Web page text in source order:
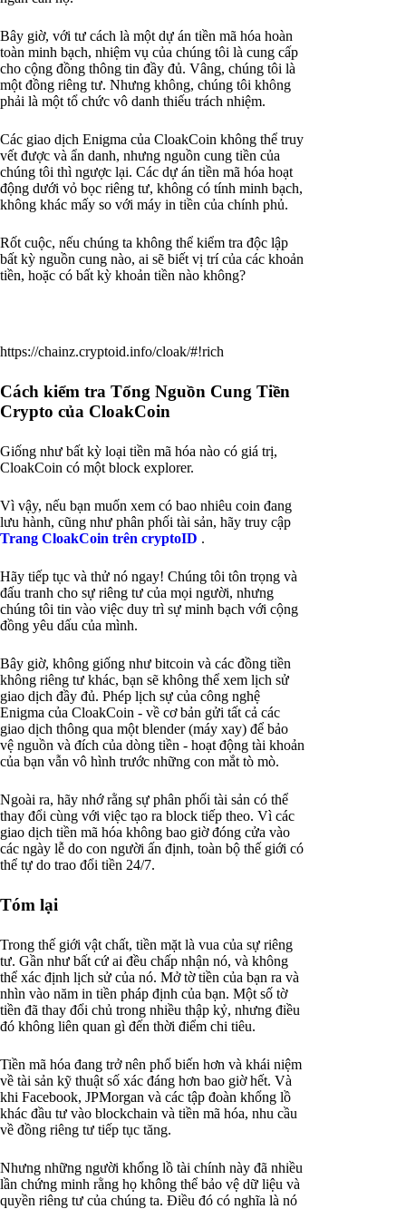
Bây giờ, với tư cách là một dự án tiền mã hóa hoàn
toàn minh bạch, nhiệm vụ của chúng tôi là cung cấp
cho cộng đồng thông tin đầy đủ. Vâng, chúng tôi là
một đồng riêng tư. Nhưng không, chúng tôi không
phải là một tổ chức vô danh thiếu trách nhiệm.
Các giao dịch Enigma của CloakCoin không thể truy
vết được và ẩn danh, nhưng nguồn cung tiền của
chúng tôi thì ngược lại. Các dự án tiền mã hóa hoạt
động dưới vỏ bọc riêng tư, không có tính minh bạch,
không khác mấy so với máy in tiền của chính phủ.
Rốt cuộc, nếu chúng ta không thể kiểm tra độc lập
bất kỳ nguồn cung nào, ai sẽ biết vị trí của các khoản
tiền, hoặc có bất kỳ khoản tiền nào không?
https://chainz.cryptoid.info/cloak/#!rich
Cách kiểm tra Tổng Nguồn Cung Tiền
Crypto của CloakCoin
Giống như bất kỳ loại tiền mã hóa nào có giá trị,
CloakCoin có một block explorer.
Vì vậy, nếu bạn muốn xem có bao nhiêu coin đang
lưu hành, cũng như phân phối tài sản, hãy truy cập
Trang CloakCoin trên cryptoID .
Hãy tiếp tục và thử nó ngay! Chúng tôi tôn trọng và
đấu tranh cho sự riêng tư của mọi người, nhưng
chúng tôi tin vào việc duy trì sự minh bạch với cộng
đồng yêu dấu của mình.
Bây giờ, không giống như bitcoin và các đồng tiền
không riêng tư khác, bạn sẽ không thể xem lịch sử
giao dịch đầy đủ. Phép lịch sự của công nghệ
Enigma của CloakCoin - về cơ bản gửi tất cả các
giao dịch thông qua một blender (máy xay) để bảo
vệ nguồn và đích của dòng tiền - hoạt động tài khoản
của bạn vẫn vô hình trước những con mắt tò mò.
Ngoài ra, hãy nhớ rằng sự phân phối tài sản có thể
thay đổi cùng với việc tạo ra block tiếp theo. Vì các
giao dịch tiền mã hóa không bao giờ đóng cửa vào
các ngày lễ do con người ấn định, toàn bộ thế giới có
thể tự do trao đổi tiền 24/7.
Tóm lại
Trong thế giới vật chất, tiền mặt là vua của sự riêng
tư. Gần như bất cứ ai đều chấp nhận nó, và không
thể xác định lịch sử của nó. Mở tờ tiền của bạn ra và
nhìn vào năm in tiền pháp định của bạn. Một số tờ
tiền đã thay đổi chủ trong nhiều thập kỷ, nhưng điều
đó không liên quan gì đến thời điểm chi tiêu.
Tiền mã hóa đang trở nên phổ biến hơn và khái niệm
về tài sản kỹ thuật số xác đáng hơn bao giờ hết. Và
khi Facebook, JPMorgan và các tập đoàn khổng lồ
khác đầu tư vào blockchain và tiền mã hóa, nhu cầu
về đồng riêng tư tiếp tục tăng.
Nhưng những người khổng lồ tài chính này đã nhiều
lần chứng minh rằng họ không thể bảo vệ dữ liệu và
quyền riêng tư của chúng ta. Điều đó có nghĩa là nó